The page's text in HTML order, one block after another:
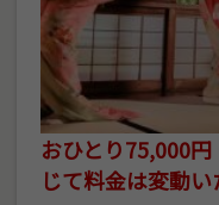
おひとり75,000
じて料金は変動